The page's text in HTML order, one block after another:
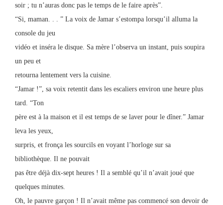
soir ; tu n’auras donc pas le temps de le faire après”.
“Si, maman. . . ” La voix de Jamar s’estompa lorsqu’il alluma la
console du jeu
vidéo et inséra le disque. Sa mère l’observa un instant, puis soupira
un peu et
retourna lentement vers la cuisine.
“Jamar !”, sa voix retentit dans les escaliers environ une heure plus
tard. “Ton
père est à la maison et il est temps de se laver pour le dîner.” Jamar
leva les yeux,
surpris, et fronça les sourcils en voyant l’horloge sur sa
bibliothèque. Il ne pouvait
pas être déjà dix-sept heures ! Il a semblé qu’il n’avait joué que
quelques minutes.
Oh, le pauvre garçon ! Il n’avait même pas commencé son devoir de